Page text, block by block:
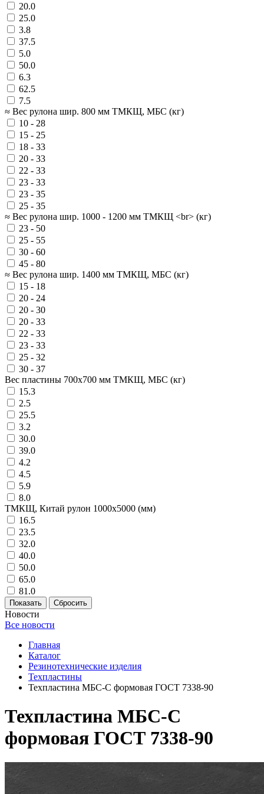
20.0
25.0
3.8
37.5
5.0
50.0
6.3
62.5
7.5
≈ Вес рулона шир. 800 мм ТМКЩ, МБС (кг)
10 - 28
15 - 25
18 - 33
20 - 33
22 - 33
23 - 33
23 - 35
25 - 35
≈ Вес рулона шир. 1000 - 1200 мм ТМКЩ <br> (кг)
23 - 50
25 - 55
30 - 60
45 - 80
≈ Вес рулона шир. 1400 мм ТМКЩ, МБС (кг)
15 - 18
20 - 24
20 - 30
20 - 33
22 - 33
23 - 33
25 - 32
30 - 37
Вес пластины 700х700 мм ТМКЩ, МБС (кг)
15.3
2.5
25.5
3.2
30.0
39.0
4.2
4.5
5.9
8.0
ТМКЩ, Китай рулон 1000x5000 (мм)
16.5
23.5
32.0
40.0
50.0
65.0
81.0
Новости
Все новости
Главная
Каталог
Резинотехнические изделия
Техпластины
Техпластина МБС-С формовая ГОСТ 7338-90
Техпластина МБС-С
формовая ГОСТ 7338-90